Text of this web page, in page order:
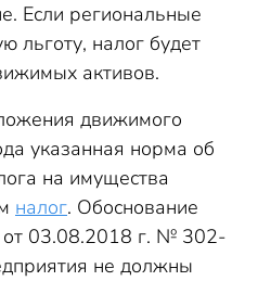
Если региональные
льготу, налог будет
активов.
движимого
указанная норма об
на имущества
налог. Обоснование
от 03.08.2018 г. № 302-
не должны